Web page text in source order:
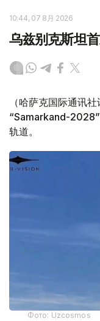
10:44, 07 8月 2026
乌兹别克斯坦
（哈萨克国际通讯
“Samarkand-
轨道。
Фото: Uzcosmos